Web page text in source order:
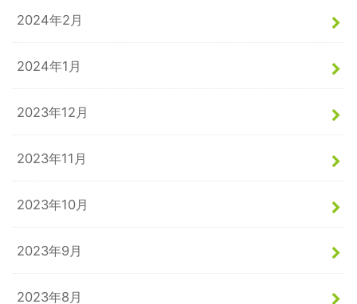
2024年2月
2024年1月
2023年12月
2023年11月
2023年10月
2023年9月
2023年8月